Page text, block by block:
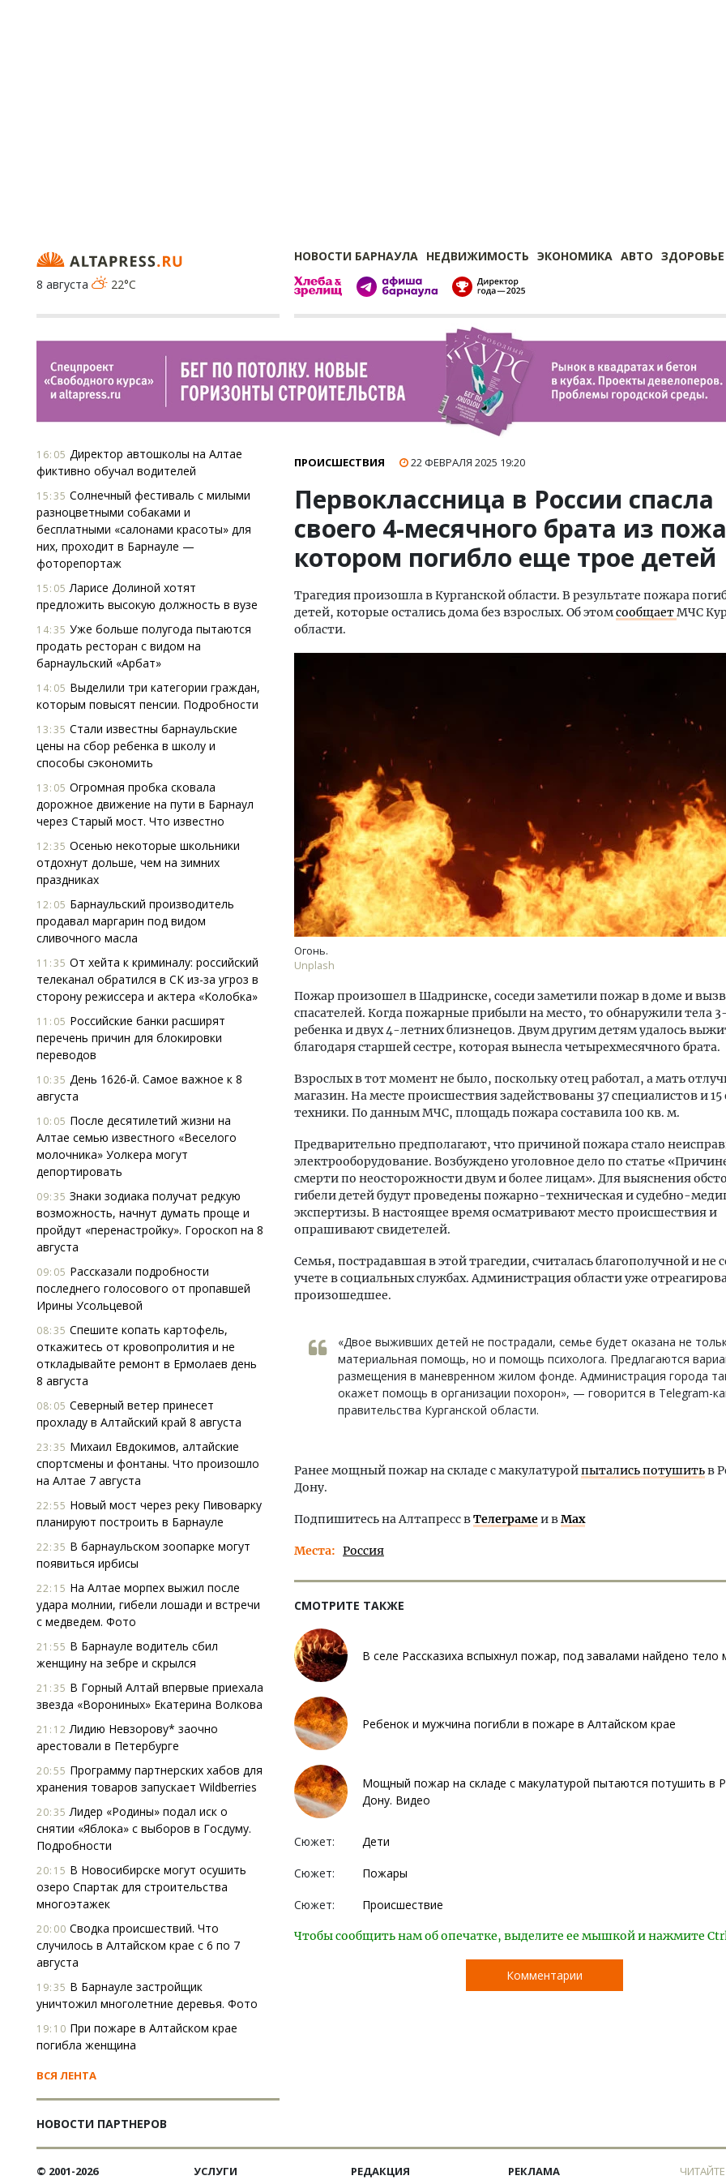
НОВОСТИ БАРНАУЛА НЕДВИЖИМОСТЬ ЭКОНОМИКА АВТО ЗДОРОВЬЕ
8 августа
22°C
16:05 Директор автошколы на Алтае
фиктивно обучал водителей
15:35 Солнечный фестиваль с милыми
разноцветными собаками и
бесплатными «салонами красоты» для
них, проходит в Барнауле —
фоторепортаж
15:05 Ларисе Долиной хотят
предложить высокую должность в вузе
14:35 Уже больше полугода пытаются
продать ресторан с видом на
барнаульский «Арбат»
14:05 Выделили три категории граждан,
которым повысят пенсии. Подробности
13:35 Стали известны барнаульские
цены на сбор ребенка в школу и
способы сэкономить
13:05 Огромная пробка сковала
дорожное движение на пути в Барнаул
через Старый мост. Что известно
12:35 Осенью некоторые школьники
отдохнут дольше, чем на зимних
праздниках
12:05 Барнаульский производитель
продавал маргарин под видом
сливочного масла
11:35 От хейта к криминалу: российский
телеканал обратился в СК из-за угроз в
сторону режиссера и актера «Колобка»
11:05 Российские банки расширят
перечень причин для блокировки
переводов
10:35 День 1626-й. Самое важное к 8
августа
10:05 После десятилетий жизни на
Алтае семью известного «Веселого
молочника» Уолкера могут
депортировать
09:35 Знаки зодиака получат редкую
возможность, начнут думать проще и
пройдут «перенастройку». Гороскоп на 8
августа
09:05 Рассказали подробности
последнего голосового от пропавшей
Ирины Усольцевой
08:35 Спешите копать картофель,
откажитесь от кровопролития и не
откладывайте ремонт в Ермолаев день
8 августа
08:05 Северный ветер принесет
прохладу в Алтайский край 8 августа
23:35 Михаил Евдокимов, алтайские
спортсмены и фонтаны. Что произошло
на Алтае 7 августа
22:55 Новый мост через реку Пивоварку
планируют построить в Барнауле
22:35 В барнаульском зоопарке могут
появиться ирбисы
22:15 На Алтае морпех выжил после
удара молнии, гибели лошади и встречи
с медведем. Фото
21:55 В Барнауле водитель сбил
женщину на зебре и скрылся
21:35 В Горный Алтай впервые приехала
звезда «Ворониных» Екатерина Волкова
21:12 Лидию Невзорову* заочно
арестовали в Петербурге
20:55 Программу партнерских хабов для
хранения товаров запускает Wildberries
20:35 Лидер «Родины» подал иск о
снятии «Яблока» с выборов в Госдуму.
Подробности
20:15 В Новосибирске могут осушить
озеро Спартак для строительства
многоэтажек
20:00 Сводка происшествий. Что
случилось в Алтайском крае с 6 по 7
августа
19:35 В Барнауле застройщик
уничтожил многолетние деревья. Фото
19:10 При пожаре в Алтайском крае
погибла женщина
ВСЯ ЛЕНТА
НОВОСТИ ПАРТНЕРОВ
ПРОИСШЕСТВИЯ 22 ФЕВРАЛЯ 2025 19:20
Первоклассница в России спасла
своего 4-месячного брата из
котором погибло еще трое детей
Трагедия произошла в Курганской области. В результате пожара
детей, которые остались дома без взрослых. Об этомсообщаетМЧС
области.
Огонь.
Unplash
Пожар произошел в Шадринске, соседи заметили пожар в доме и
спасателей. Когда пожарные прибыли на место, то обнаружили тела
ребенка и двух 4-летних близнецов. Двум другим детям удалось
благодаря старшей сестре, которая вынесла четырехмесячного брата.
Взрослых в тот момент не было, поскольку отец работал, а мать
магазин. На месте происшествия задействованы 37 специалистов и
техники. По данным МЧС, площадь пожара составила 100 кв. м.
Предварительно предполагают, что причиной пожара стало
электрооборудование. Возбуждено уголовное дело по статье
смерти по неосторожности двум и более лицам». Для выяснения
гибели детей будут проведены пожарно-техническая и судебно-
экспертизы. В настоящее время осматривают место происшествия и
опрашивают свидетелей.
Семья, пострадавшая в этой трагедии, считалась благополучной и не
учете в социальных службах. Администрация области уже
произошедшее.
«Двое выживших детей не пострадали, семье будет оказана не
материальная помощь, но и помощь психолога. Предлагаются
размещения в маневренном жилом фонде. Администрация города
окажет помощь в организации похорон», — говорится в Telegram-
правительства Курганской области.
Ранее мощный пожар на складе с макулатуройпытались потушитьв
Дону.
Подпишитесь на Алтапресс вТелеграмеи вMax
Места Россия
СМОТРИТЕ ТАКЖЕ
В селе Рассказиха вспыхнул пожар, под завалами найдено тело
Ребенок и мужчина погибли в пожаре в Алтайском крае
Мощный пожар на складе с макулатурой пытаются потушить в
Дону. Видео
Сюжет: Дети
Сюжет: Пожары
Сюжет: Происшествие
Чтобы сообщить нам об опечатке, выделите ее мышкой и нажмите
Комментарии
Архитектурный код начинается с
земли. Мощение крупноформатными
плитами становится новым
стандартом благоустройства
СТРОИТЕЛЬСТВО
Ищем новые берега.
«Жилищной
Гатилов — о том, как
оставаться на плаву,
штормит
© 2001-2026
УСЛУГИ
РЕДАКЦИЯ
РЕКЛАМА